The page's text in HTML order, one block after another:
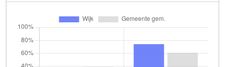
Swis B.V.
3e Binnenvestgracht 23 T 1
sZen